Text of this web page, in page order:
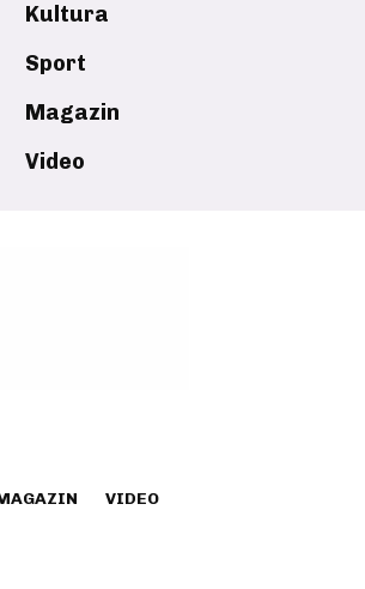
Kultura
Sport
Magazin
Video
VIDEO